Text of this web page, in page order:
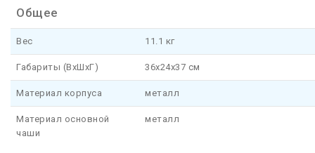
Общее
Вес 11.1 кг
Габариты (ВxШxГ) 36x24x37 см
Материал корпуса металл
Материал основной
чаши
металл